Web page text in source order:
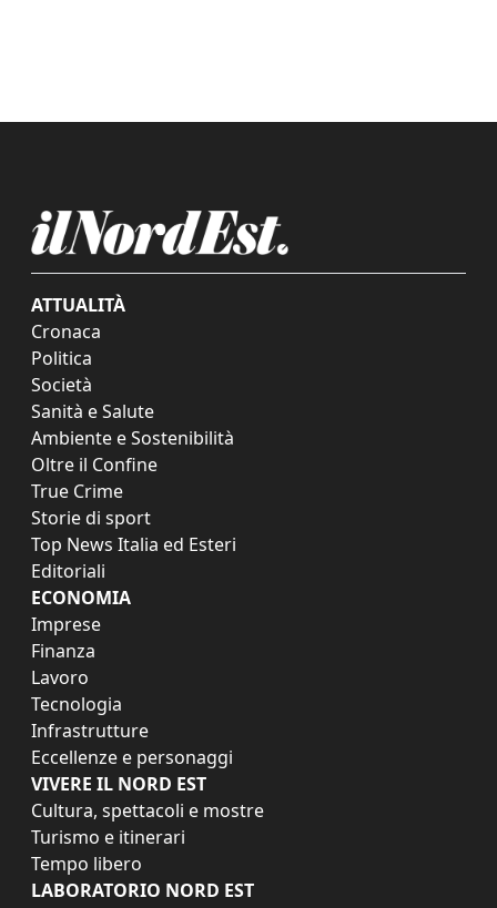
ATTUALITÀ
Cronaca
Politica
Società
Sanità e Salute
Ambiente e Sostenibilità
Oltre il Confine
True Crime
Storie di sport
Top News Italia ed Esteri
Editoriali
ECONOMIA
Imprese
Finanza
Lavoro
Tecnologia
Infrastrutture
Eccellenze e personaggi
VIVERE IL NORD EST
Cultura, spettacoli e mostre
Turismo e itinerari
Tempo libero
LABORATORIO NORD EST